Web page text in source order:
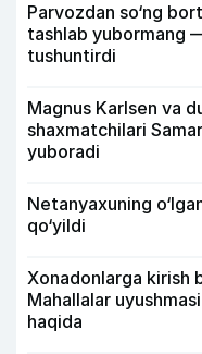
Parvozdan so‘ng
tashlab yubormang
tushuntirdi
Magnus Karlsen va
shaxmatchilari
yuboradi
Netanyaxuning
qo‘yildi
Xonadonlarga kirish
Mahallalar
haqida